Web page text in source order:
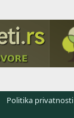
Politika privatnosti